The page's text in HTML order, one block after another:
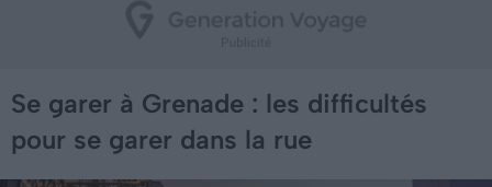
Se garer à Grenade : les difficultés
pour se garer dans la rue